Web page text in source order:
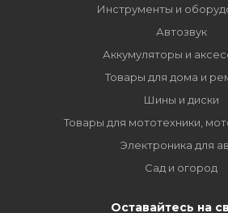
Инструменты и
Автозвук
Аккумуляторы и
Товары для дома и
Шины и диски
Товары для мототехники,
Электроника для
Сад и огород
Оставайтесь на